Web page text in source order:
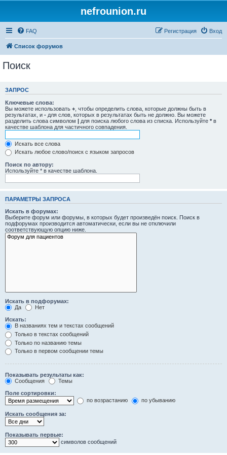
nefrounion.ru
FAQ Вход
Регистрация
Список форумов
Поиск
ЗАПРОС
Ключевые слова:
Вы можете использовать + , чтобы определить слова, которые должны быть в
результатах, и - для слов, которых в результатах быть не должно. Вы можете
разделить слова символом | для поиска любого слова из списка. Используйте * в
качестве шаблона для частичного совпадения.
Искать все слова
Искать любое слово/поиск с языком запросов
Поиск по автору:
Используйте * в качестве шаблона.
ПАРАМЕТРЫ ЗАПРОСА
Искать в форумах:
Выберите форум или форумы, в которых будет произведён поиск. Поиск в
подфорумах производится автоматически, если вы не отключили
соответствующую опцию ниже.
Искать в подфорумах:
Да
Нет
Искать:
В названиях тем и текстах сообщений
Только в текстах сообщений
Только по названию темы
Только в первом сообщении темы
Показывать результаты как:
Сообщения
Темы
Поле сортировки:
по возрастанию
по убыванию
Искать сообщения за:
Показывать первые:
символов сообщений